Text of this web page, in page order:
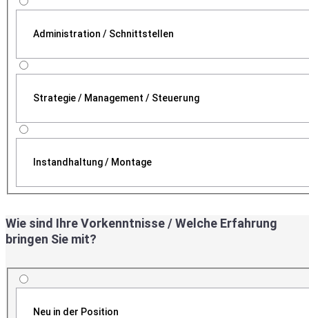
Administration / Schnittstellen
Strategie / Management / Steuerung
Instandhaltung / Montage
Wie sind Ihre Vorkenntnisse / Welche Erfahrung
bringen Sie mit?
Neu in der Position